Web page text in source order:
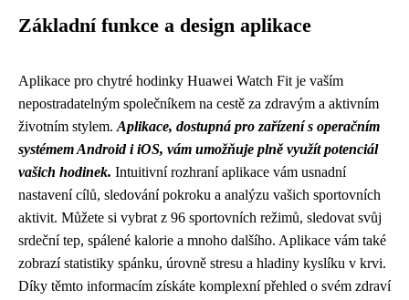
Základní funkce a design aplikace
Aplikace pro chytré hodinky Huawei Watch Fit je vaším
nepostradatelným společníkem na cestě za zdravým a aktivním
životním stylem. Aplikace, dostupná pro zařízení s operačním
systémem Android i iOS, vám umožňuje plně využít potenciál
vašich hodinek. Intuitivní rozhraní aplikace vám usnadní
nastavení cílů, sledování pokroku a analýzu vašich sportovních
aktivit. Můžete si vybrat z 96 sportovních režimů, sledovat svůj
srdeční tep, spálené kalorie a mnoho dalšího. Aplikace vám také
zobrazí statistiky spánku, úrovně stresu a hladiny kyslíku v krvi.
Díky těmto informacím získáte komplexní přehled o svém zdraví